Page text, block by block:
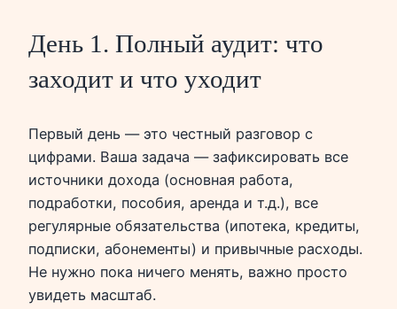
День 1. Полный аудит: что
заходит и что уходит
Первый день — это честный разговор с
цифрами. Ваша задача — зафиксировать все
источники дохода (основная работа,
подработки, пособия, аренда и т.д.), все
регулярные обязательства (ипотека, кредиты,
подписки, абонементы) и привычные расходы.
Не нужно пока ничего менять, важно просто
увидеть масштаб.